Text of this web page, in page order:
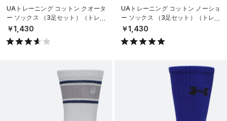
UAトレーニング コットン クオータ
ー ソックス （3足セット）（トレー
ニング/UNISEX）
￥1,430
UAトレーニング コットン ノーショ
ー ソックス （3足セット）（トレー
ニング/UNISEX）
￥1,430